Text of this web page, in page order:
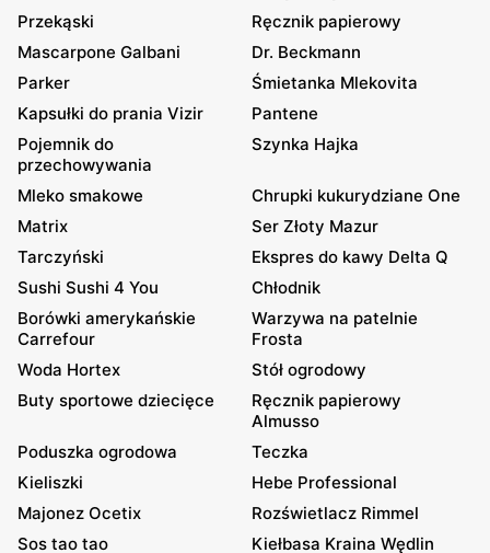
Przekąski
Ręcznik papierowy
Mascarpone Galbani
Dr. Beckmann
Parker
Śmietanka Mlekovita
Kapsułki do prania Vizir
Pantene
Pojemnik do
przechowywania
Szynka Hajka
Mleko smakowe
Chrupki kukurydziane One
Matrix
Ser Złoty Mazur
Tarczyński
Ekspres do kawy Delta Q
Sushi Sushi 4 You
Chłodnik
Borówki amerykańskie
Carrefour
Warzywa na patelnie
Frosta
Woda Hortex
Stół ogrodowy
Buty sportowe dziecięce
Ręcznik papierowy
Almusso
Poduszka ogrodowa
Teczka
Kieliszki
Hebe Professional
Majonez Ocetix
Rozświetlacz Rimmel
Sos tao tao
Kiełbasa Kraina Wędlin